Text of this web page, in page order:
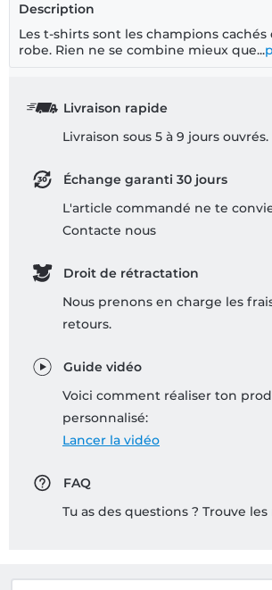
Description
Les t-shirts sont les champions
robe. Rien ne se combine mieux que...
Livraison rapide
Livraison sous 5 à 9 jours ouvrés.
Échange garanti 30 jours
L'article commandé ne te
Contacte nous
Droit de rétractation
Nous prenons en charge les
retours.
Guide vidéo
Voici comment réaliser ton
personnalisé:
Lancer la vidéo
FAQ
Tu as des questions ? Trouve